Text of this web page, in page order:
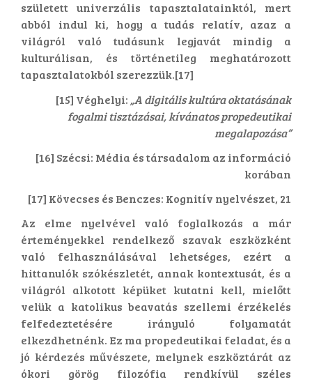
született univerzális tapasztalatainktól, mert
abból indul ki, hogy a tudás relatív, azaz a
világról való tudásunk legjavát mindig a
kulturálisan, és történetileg meghatározott
tapasztalatokból szerezzük.[17]
[15] Véghelyi: „A digitális kultúra oktatásának
fogalmi tisztázásai, kívánatos propedeutikai
megalapozása”
[16] Szécsi: Média és társadalom az információ
korában
[17] Kövecses és Benczes: Kognitív nyelvészet, 21
Az elme nyelvével való foglalkozás a már
érteményekkel rendelkező szavak eszközként
való felhasználásával lehetséges, ezért a
hittanulók szókészletét, annak kontextusát, és a
világról alkotott képüket kutatni kell, mielőtt
velük a katolikus beavatás szellemi érzékelés
felfedeztetésére irányuló folyamatát
elkezdhetnénk. Ez ma propedeutikai feladat, és a
jó kérdezés művészete, melynek eszköztárát az
ókori görög filozófia rendkívül széles